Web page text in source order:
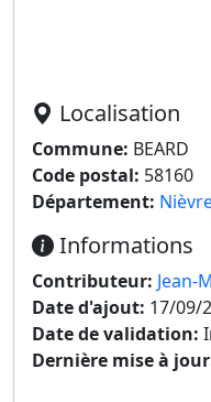
Localisation
Commune: BEARD
Code postal: 58160
Département:
Informations
Contributeur: Jean-
Date d'ajout: 17/09/
Date de validation:
Dernière mise à